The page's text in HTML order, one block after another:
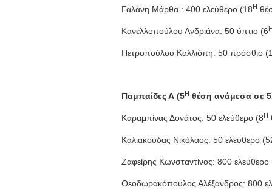
Γαλάνη Μάρθα : 400 ελεύθερο (18Η
Κανελλοπούλου Ανδριάνα: 50 ύπτιο (6
Πετροπούλου Καλλιόπη: 50 πρόσθιο
Παμπαίδες Α (5Η θέση ανάμεσα σε
Καραμπίνας Δονάτος: 50 ελεύθερο (8Η
Καλιακούδας Νικόλαος: 50 ελεύθερο
Ζαφείρης Κωνσταντίνος: 800 ελεύθερο
Θεοδωρακόπουλος Αλέξανδρος: 800